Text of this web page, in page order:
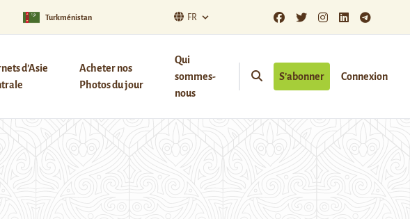
Turkménistan FR
d’Asie
Acheter nos
Photos du jour
Qui
sommes-
nous
S’abonner Connexion